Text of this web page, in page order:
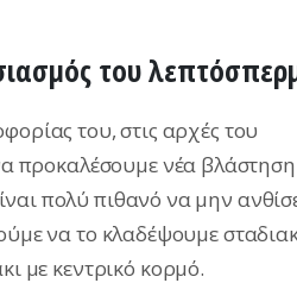
του
του, στις αρχές του
προκαλέσουμε νέα βλάστηση
πολύ πιθανό να μην
να το κλαδέψουμε
με κεντρικό κορμό.